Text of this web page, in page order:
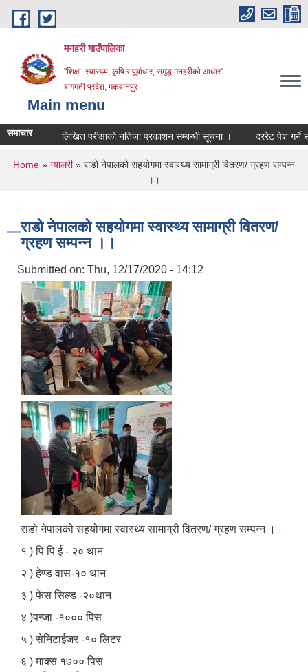
Skip to main content
मनहरी गाउँपालिका
"शिक्षा, स्वास्थ्य, कृषि र पूर्वाधार; समृद्ध मनहरीको आधार"
बागमती प्रदेश, मकवानपुर
Main menu
समाचार लिखित परीक्षाको नतिजा प्रकाशन सम्बन्धी सूचना । दररेट पेश गर्ने
You are here
Home » ग्यालरी» राडो नेपालको सहयोगमा स्वास्थ्य सामाग्री वितरण/ ग्रहण सम्पन्न
।।
राडो नेपालको सहयोगमा स्वास्थ्य सामाग्री वितरण/
ग्रहण सम्पन्न ।।
Submitted on: Thu, 12/17/2020 - 14:12
राडो नेपालको सहयोगमा स्वास्थ्य सामाग्री वितरण/ ग्रहण सम्पन्न ।।
१ ) पि पि ई - २० थान
२ ) हेण्ड वास-१० थान
३ ) फेस सिल्ड -२०थान
४ )पन्जा -१००० पिस
५ ) सेनिटाईजर -१० लिटर
६ ) माक्स १७०० पिस